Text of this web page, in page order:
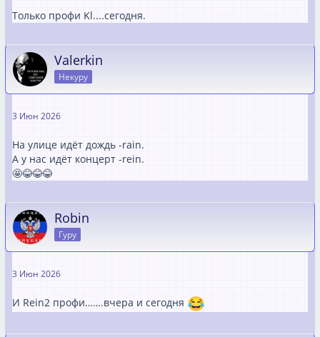
Только профи Kl....сегодня.
Valerkin
Некуру
3 Июн 2026
На улице идёт дождь -rаin.
А у нас идёт концерт -rein.
🤩😂😂😂
Robin
Гуру
3 Июн 2026
И Rein2 профи…….вчера и сегодня